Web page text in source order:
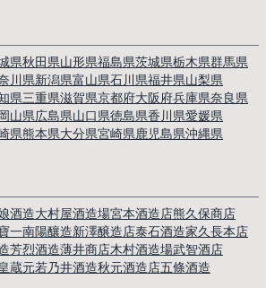
県秋田県山形県福島県茨城県栃木県群馬県
川県新潟県富山県石川県福井県山梨県
県三重県滋賀県京都府大阪府兵庫県奈良県
山県広島県山口県徳島県香川県愛媛県
県熊本県大分県宮崎県鹿児島県沖縄県
酒造大村屋酒造場宮本酒造店熊久保商店
一南陽釀造新澤醸造店泰石酒造家久長本店
芳烈酒造薄井商店木村酒造場武智酒店
蔵元若乃井酒造秋元酒造店五條酒造